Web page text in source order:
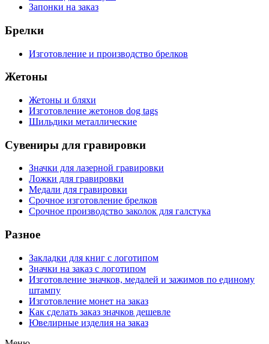
Запонки на заказ
Брелки
Изготовление и производство брелков
Жетоны
Жетоны и бляхи
Изготовление жетонов dog tags
Шильдики металлические
Сувениры для гравировки
Значки для лазерной гравировки
Ложки для гравировки
Медали для гравировки
Срочное изготовление брелков
Срочное производство заколок для галстука
Разное
Закладки для книг с логотипом
Значки на заказ с логотипом
Изготовление значков, медалей и зажимов по единому
штампу
Изготовление монет на заказ
Как сделать заказ значков дешевле
Ювелирные изделия на заказ